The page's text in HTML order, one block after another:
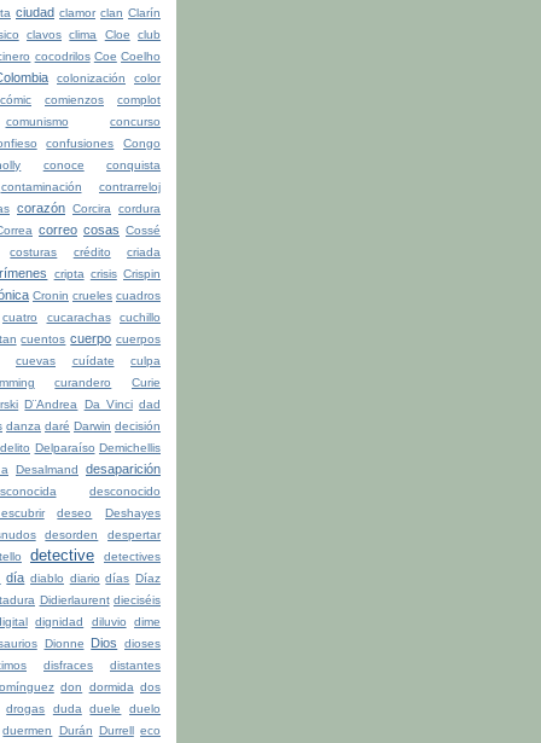
ciudad clamor clan Clarín
clavos clima Cloe
club
cocodrilos Coe Coelho
colonización
color
cómic
comienzos
complot
comunismo
concurso
confusiones
Congo
conoce
conquista
contaminación
contrarreloj
corazón Corcira
cordura
correo cosas Cossé
costuras
crédito criada
cripta crisis Crispin
Cronin crueles cuadros
cuatro
cucarachas
cuchillo
cuentos cuerpo cuerpos
cuevas
cuídate
culpa
curandero
Curie
D¨Andrea Da Vinci dad
danza daré Darwin decisión
delito Delparaíso Demichellis
Desalmand desaparición
desconocido
deseo
Deshayes
desorden
despertar
detective
detectives
día diablo diario días Díaz
Didierlaurent dieciséis
dignidad diluvio
dime
Dionne Dios
dioses
disfraces
distantes
don dormida dos
drogas
duda duele
duelo
duermen
Durán Durrell eco